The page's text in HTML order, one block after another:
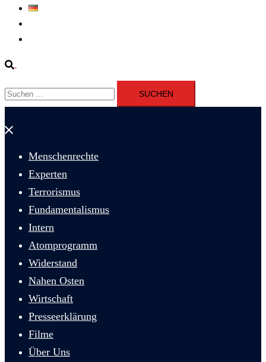
Suche
Suchen
nach:
Menü
Menschenrechte
Experten
Terrorismus
Fundamentalismus
Intern
Atomprogramm
Widerstand
Nahen Osten
Wirtschaft
Presseerklärung
Filme
Über Uns